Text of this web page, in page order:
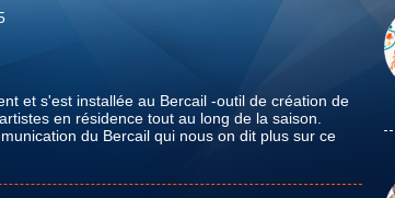
et s'est installée au Bercail -outil de création de
en résidence tout au long de la saison.
du Bercail qui nous on dit plus sur ce